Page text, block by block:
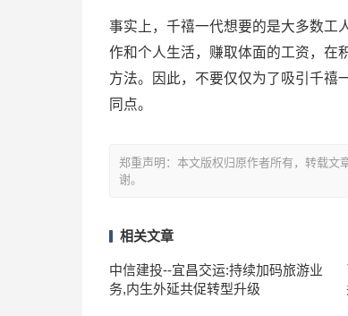
事实上，千禧一代想要的是大多数工
作和个人生活，赚取体面的工资，在
方法。因此，不要仅仅为了吸引千禧
同点。
郑重声明：本文版权归原作者所有，转载文
谢。
相关文章
中信建投--宜昌交运:持续加码旅游业
务,内生外延共促转型升级